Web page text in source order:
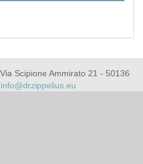
Scipione Ammirato 21 - 50136
info@drzippelius.eu